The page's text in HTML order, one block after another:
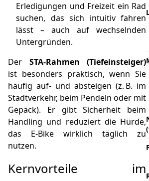
Erledigungen und Freizeit ein Rad
suchen, das sich intuitiv fahren
lässt – auch auf wechselnden
Untergründen.
Der STA-Rahmen (Tiefeinsteiger)
ist besonders praktisch, wenn Sie
häufig auf- und absteigen (z. B. im
Stadtverkehr, beim Pendeln oder mit
Gepäck). Er gibt Sicherheit beim
Handling und reduziert die Hürde,
das E‑Bike wirklich täglich zu
nutzen.
Kernvorteile im